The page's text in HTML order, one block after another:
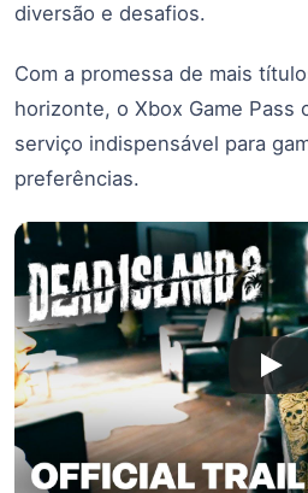
diversão e desafios.
Com a promessa de mais
horizonte, o Xbox Game Pass
serviço indispensável para
preferências.